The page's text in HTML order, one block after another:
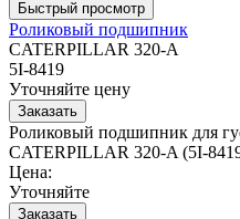
Роликовый подшипник
CATERPILLAR 320-A
5I-8419
Уточняйте цену
Роликовый подшипник для
CATERPILLAR 320-A (5I-
Цена:
Уточняйте